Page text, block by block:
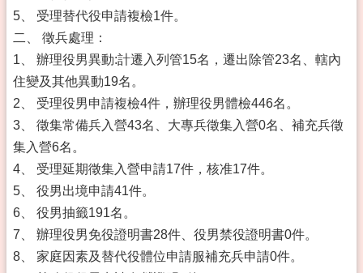
5、 受理替代役申請複檢1件。
二、 徵兵處理：
1、 辦理役男異動:計遷入列管15名，遷出除管23名、轄內
住變及其他異動19名。
2、 受理役男申請複檢4件，辦理役男體檢446名。
3、 徵集常備兵入營43名、大專兵徵集入營0名、補充兵徵
集入營6名。
4、 受理延期徵集入營申請17件，核准17件。
5、 役男出境申請41件。
6、 役男抽籤191名。
7、 辦理役男免役證明書28件、役男禁役證明書0件。
8、 家庭因素及替代役體位申請服補充兵申請0件。